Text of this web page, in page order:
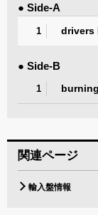
● Side-A
1 drivers
● Side-B
1
関連ページ
輸入盤情報